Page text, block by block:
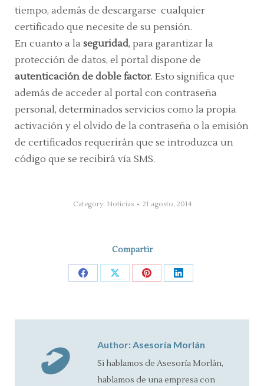
tiempo, además de descargarse cualquier
certificado que necesite de su pensión.
En cuanto a la seguridad, para garantizar la
protección de datos, el portal dispone de
autenticación de doble factor. Esto significa que
además de acceder al portal con contraseña
personal, determinados servicios como la propia
activación y el olvido de la contraseña o la emisión
de certificados requerirán que se introduzca un
código que se recibirá vía SMS.
Category: Noticias 21 agosto, 2014
Compartir
Share Share Share Share
Author:Asesoría Morlán
Si hablamos de Asesoría Morlán,
hablamos de una empresa con